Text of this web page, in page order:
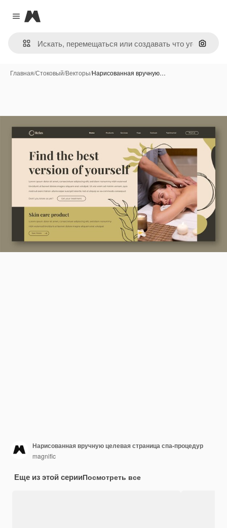
Close menu
Magnific
Поиск
Главная/Стоковый/Векторы/Нарисованная вручную…
Нарисованная вручную целевая страница спа-процедур
magnific
Еще из этой серииПосмотреть все